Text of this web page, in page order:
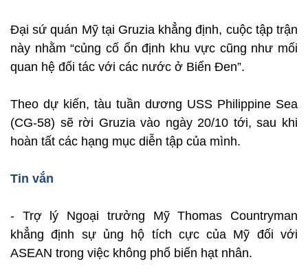
Đại sứ quán Mỹ tại Gruzia khẳng định, cuộc tập trận
này nhằm “củng cố ổn định khu vực cũng như mối
quan hệ đối tác với các nước ở Biển Đen”.
Theo dự kiến, tàu tuần dương USS Philippine Sea
(CG-58) sẽ rời Gruzia vào ngày 20/10 tới, sau khi
hoàn tất các hạng mục diễn tập của mình.
Tin vắn
- Trợ lý Ngoại trưởng Mỹ Thomas Countryman
khẳng định sự ủng hộ tích cực của Mỹ đối với
ASEAN trong việc không phổ biến hạt nhân.